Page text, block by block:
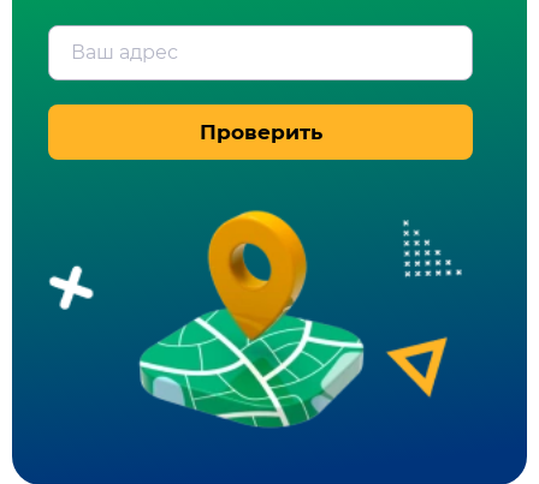
Ваш адрес
Проверить